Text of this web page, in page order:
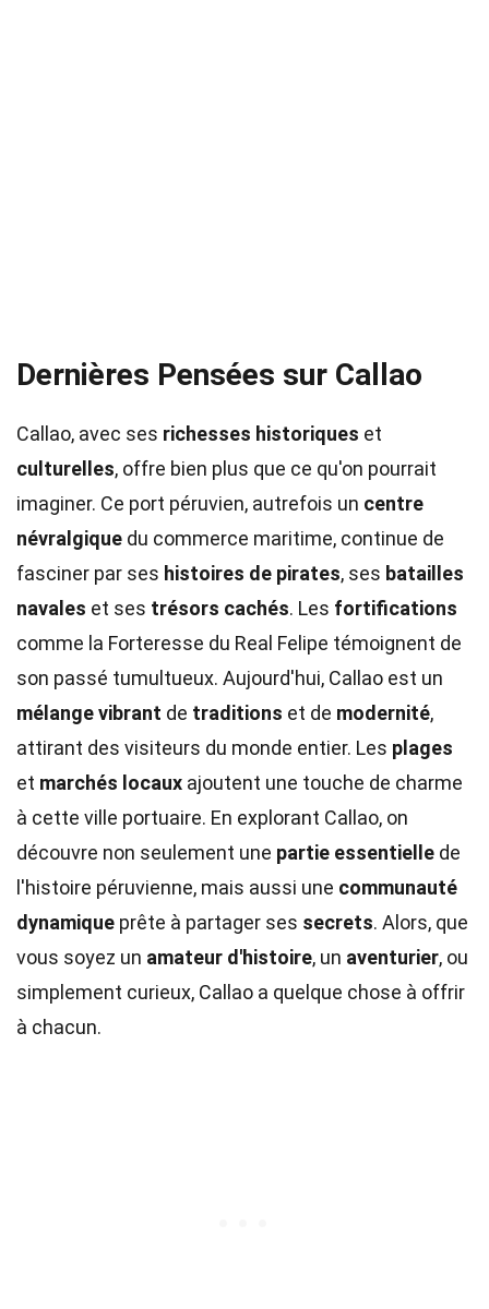
Dernières Pensées sur Callao
Callao, avec ses richesses historiques et
culturelles, offre bien plus que ce qu'on pourrait
imaginer. Ce port péruvien, autrefois un centre
névralgique du commerce maritime, continue de
fasciner par ses histoires de pirates, ses batailles
navales et ses trésors cachés. Les fortifications
comme la Forteresse du Real Felipe témoignent de
son passé tumultueux. Aujourd'hui, Callao est un
mélange vibrant de traditions et de modernité,
attirant des visiteurs du monde entier. Les plages
et marchés locaux ajoutent une touche de charme
à cette ville portuaire. En explorant Callao, on
découvre non seulement une partie essentielle de
l'histoire péruvienne, mais aussi une communauté
dynamique prête à partager ses secrets. Alors, que
vous soyez un amateur d'histoire, un aventurier, ou
simplement curieux, Callao a quelque chose à offrir
à chacun.